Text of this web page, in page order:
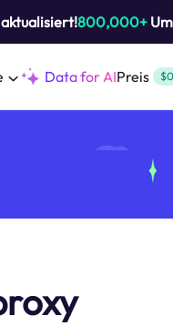
800,000+Um
Data for AIPreis